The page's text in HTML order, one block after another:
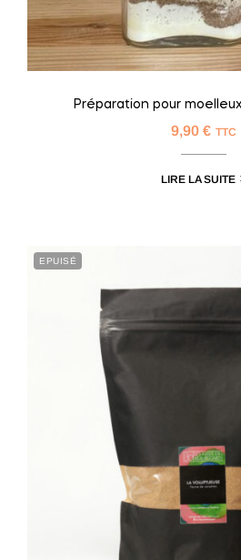
Préparation pour
9,90 € TTC
LIRE LA SUITE
EPUISÉ